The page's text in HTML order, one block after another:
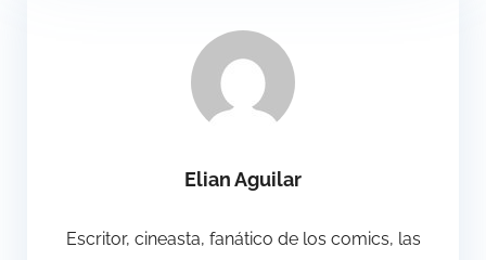
Elian Aguilar
Escritor, cineasta, fanático de los comics, las